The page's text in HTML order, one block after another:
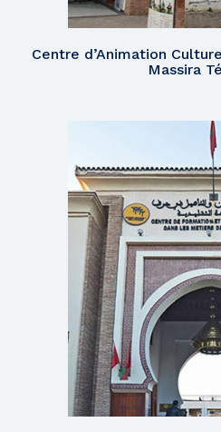
Centre d’Animation
Massira